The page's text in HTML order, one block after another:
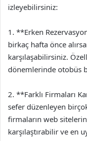
izleyebilirsiniz:
1. **Erken
birkaç hafta önce
karşılaşabilirsiniz.
dönemlerinde otobüs
2. **Farklı Firmaları
sefer düzenleyen
firmaların web
karşılaştırabilir ve en